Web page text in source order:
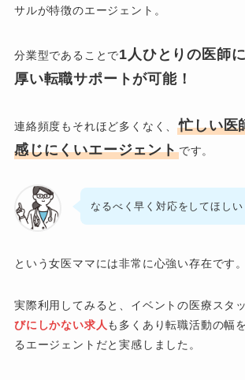
サルが特徴のエージェント。
分業型であることで1人ひとりの医師
厚い転職サポートが可能！
連絡頻度もそれほど多くなく、忙しい医
感じにくいエージェントです。
なるべく早く対応をしてほしい
という女医ママには非常に心強い存在です。
実際利用してみると、イベントの医療スタ
びにしかない求人 も多くあり転職活動の幅
るエージェントだと実感しました。